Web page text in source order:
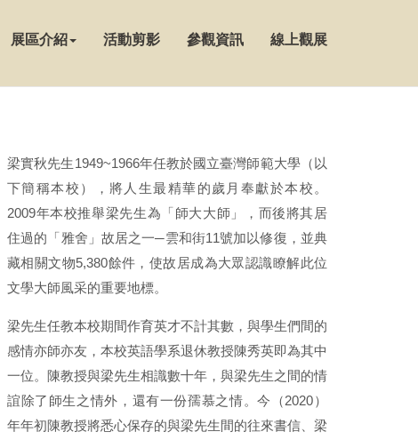
展區介紹 活動剪影 參觀資訊 線上觀展
梁實秋先生1949~1966年任教於國立臺灣師範大學（以
下簡稱本校），將人生最精華的歲月奉獻於本校。
2009年本校推舉梁先生為「師大大師」，而後將其居
住過的「雅舍」故居之一─雲和街11號加以修復，並典
藏相關文物5,380餘件，使故居成為大眾認識瞭解此位
文學大師風采的重要地標。
梁先生任教本校期間作育英才不計其數，與學生們間的
感情亦師亦友，本校英語學系退休教授陳秀英即為其中
一位。陳教授與梁先生相識數十年，與梁先生之間的情
誼除了師生之情外，還有一份孺慕之情。今（2020）
年年初陳教授將悉心保存的與梁先生間的往來書信、梁